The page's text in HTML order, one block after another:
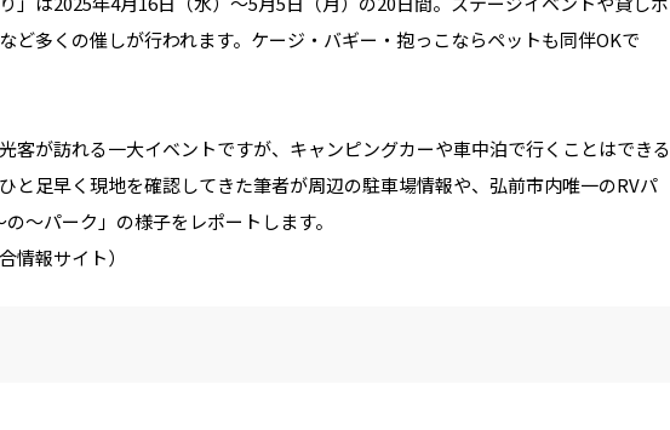
ど多くの催しが行われます。ケージ・バギー・抱っこならペットも同伴OKで
客が訪れる一大イベントですが、キャンピングカーや車中泊で行くことはできる
と足早く現地を確認してきた筆者が周辺の駐車場情報や、弘前市内唯一のRVパ
～パーク」の様子をレポートします。
情報サイト）